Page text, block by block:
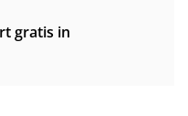
gratis in